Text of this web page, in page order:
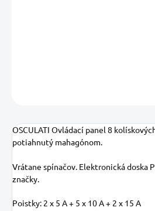
OSCULATI Ovládací panel 8
potiahnutý mahagónom.
Vrátane spínačov. Elektronická doska
značky.
Poistky: 2 x 5 A + 5 x 10 A + 2 x 15 A